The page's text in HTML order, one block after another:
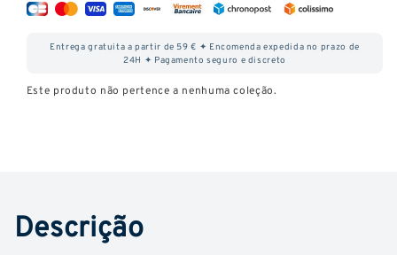
quantidade
de
CBD
quantidade
de
Mimosa
CBD
Entrega gratuita a partir de 59 € ✦ Encomenda expedida no prazo de
24H ✦ Pagamento seguro e discreto
Este produto não pertence a nenhuma coleção.
Descrição